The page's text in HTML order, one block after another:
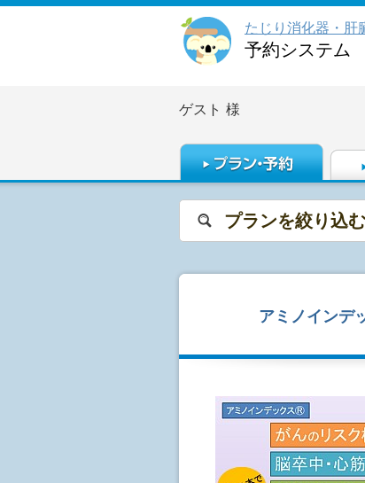
たじり消化器・肝
予約システム
ゲスト 様
プランを絞り込む
アミノインデ